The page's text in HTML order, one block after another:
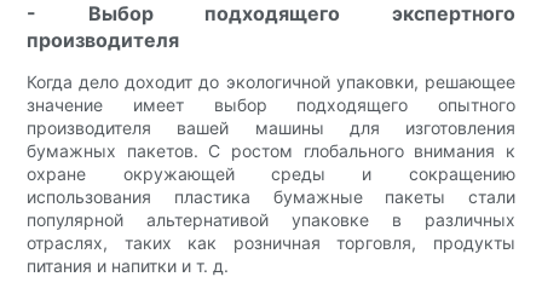
- Выбор подходящего экспертного
производителя
Когда дело доходит до экологичной упаковки, решающее
значение имеет выбор подходящего опытного
производителя вашей машины для изготовления
бумажных пакетов. С ростом глобального внимания к
охране окружающей среды и сокращению
использования пластика бумажные пакеты стали
популярной альтернативой упаковке в различных
отраслях, таких как розничная торговля, продукты
питания и напитки и т. д.